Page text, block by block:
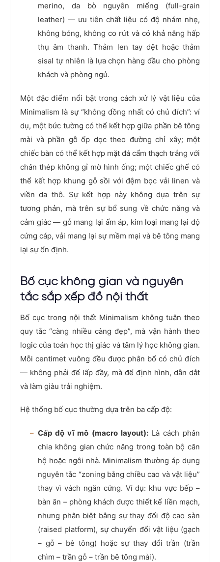
merino, da bò nguyên miếng (full-grain
leather) — ưu tiên chất liệu có độ nhám nhẹ,
không bóng, không co rút và có khả năng hấp
thụ âm thanh. Thảm len tay dệt hoặc thảm
sisal tự nhiên là lựa chọn hàng đầu cho phòng
khách và phòng ngủ.
Một đặc điểm nổi bật trong cách xử lý vật liệu của
Minimalism là sự “không đồng nhất có chủ đích”: ví
dụ, một bức tường có thể kết hợp giữa phần bê tông
mài và phần gỗ ốp dọc theo đường chỉ xây; một
chiếc bàn có thể kết hợp mặt đá cẩm thạch trắng với
chân thép không gỉ mờ hình ống; một chiếc ghế có
thể kết hợp khung gỗ sồi với đệm bọc vải linen và
viền da thô. Sự kết hợp này không dựa trên sự
tương phản, mà trên sự bổ sung về chức năng và
cảm giác — gỗ mang lại ấm áp, kim loại mang lại độ
cứng cáp, vải mang lại sự mềm mại và bê tông mang
lại sự ổn định.
Bố cục không gian và nguyên
tắc sắp xếp đồ nội thất
Bố cục trong nội thất Minimalism không tuân theo
quy tắc “càng nhiều càng đẹp”, mà vận hành theo
logic của toán học thị giác và tâm lý học không gian.
Mỗi centimet vuông đều được phân bổ có chủ đích
— không phải để lấp đầy, mà để định hình, dẫn dắt
và làm giàu trải nghiệm.
Hệ thống bố cục thường dựa trên ba cấp độ:
Cấp độ vĩ mô (macro layout):Là cách phân
chia không gian chức năng trong toàn bộ căn
hộ hoặc ngôi nhà. Minimalism thường áp dụng
nguyên tắc “zoning bằng chiều cao và vật liệu”
thay vì vách ngăn cứng. Ví dụ: khu vực bếp –
bàn ăn – phòng khách được thiết kế liền mạch,
nhưng phân biệt bằng sự thay đổi độ cao sàn
(raised platform), sự chuyển đổi vật liệu (gạch
– gỗ – bê tông) hoặc sự thay đổi trần (trần
chìm – trần gỗ – trần bê tông mài).